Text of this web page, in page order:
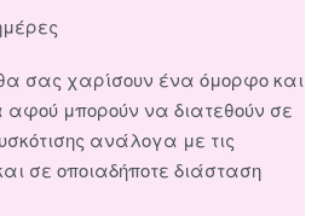
σας χαρίσουν ένα όμορφο και
μπορούν να διατεθούν σε
ανάλογα με τις
σε οποιαδήποτε διάσταση